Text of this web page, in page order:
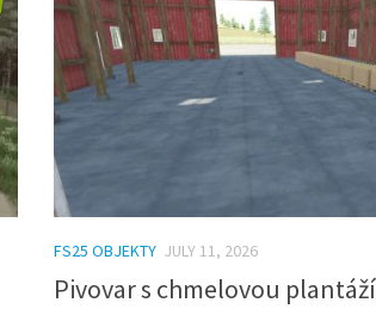
FS25 OBJEKTY JULY 11, 2026
Pivovar s chmelovou